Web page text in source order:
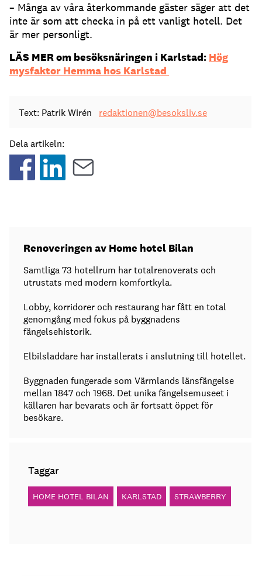
– Många av våra återkommande gäster säger att det
inte är som att checka in på ett vanligt hotell. Det
är mer personligt.
LÄS MER om besöksnäringen i Karlstad: Hög
mysfaktor Hemma hos Karlstad
Text: Patrik Wirén redaktionen@besoksliv.se
Dela artikeln:
Renoveringen av Home hotel Bilan
Samtliga 73 hotellrum har totalrenoverats och
utrustats med modern komfortkyla.
Lobby, korridorer och restaurang har fått en total
genomgång med fokus på byggnadens
fängelsehistorik.
Elbilsladdare har installerats i anslutning till hotellet.
Byggnaden fungerade som Värmlands länsfängelse
mellan 1847 och 1968. Det unika fängelsemuseet i
källaren har bevarats och är fortsatt öppet för
besökare.
Taggar
HOME HOTEL BILAN KARLSTAD STRAWBERRY